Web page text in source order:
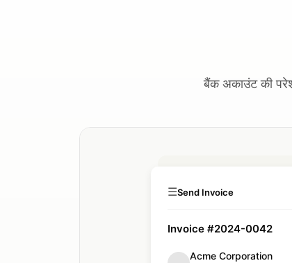
बैंक अकाउंट की
☰Send Invoice
Invoice #2024-0042
Acme Corporation